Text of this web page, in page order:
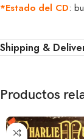
*Estado del CD:
Shipping &
Productos